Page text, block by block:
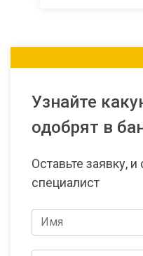
Узнайте
одобрят в
Оставьте заявку,
специалист